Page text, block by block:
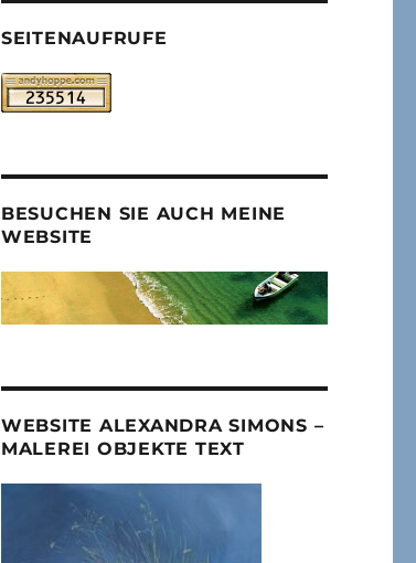
SEITENAUFRUFE
BESUCHEN SIE AUCH MEINE
WEBSITE
WEBSITE ALEXANDRA SIMONS –
MALEREI OBJEKTE TEXT